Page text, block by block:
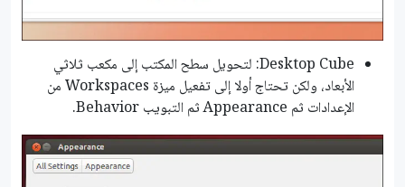
Desktop Cube: لتحويل سطح المكتب إلى مكعب ثلاثي
الأبعاد، ولكن تحتاج أولا إلى تفعيل ميزة Workspaces من
الإعدادات ثم Appearance ثم التبويب Behavior.